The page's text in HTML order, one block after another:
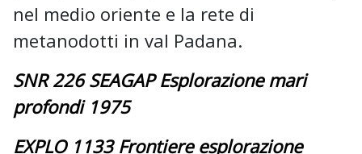
nel medio oriente e la rete di
metanodotti in val Padana.
SNR 226 SEAGAP Esplorazione mari
profondi 1975
EXPLO 1133 Frontiere esplorazione